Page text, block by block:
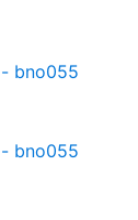
bno055
bno055